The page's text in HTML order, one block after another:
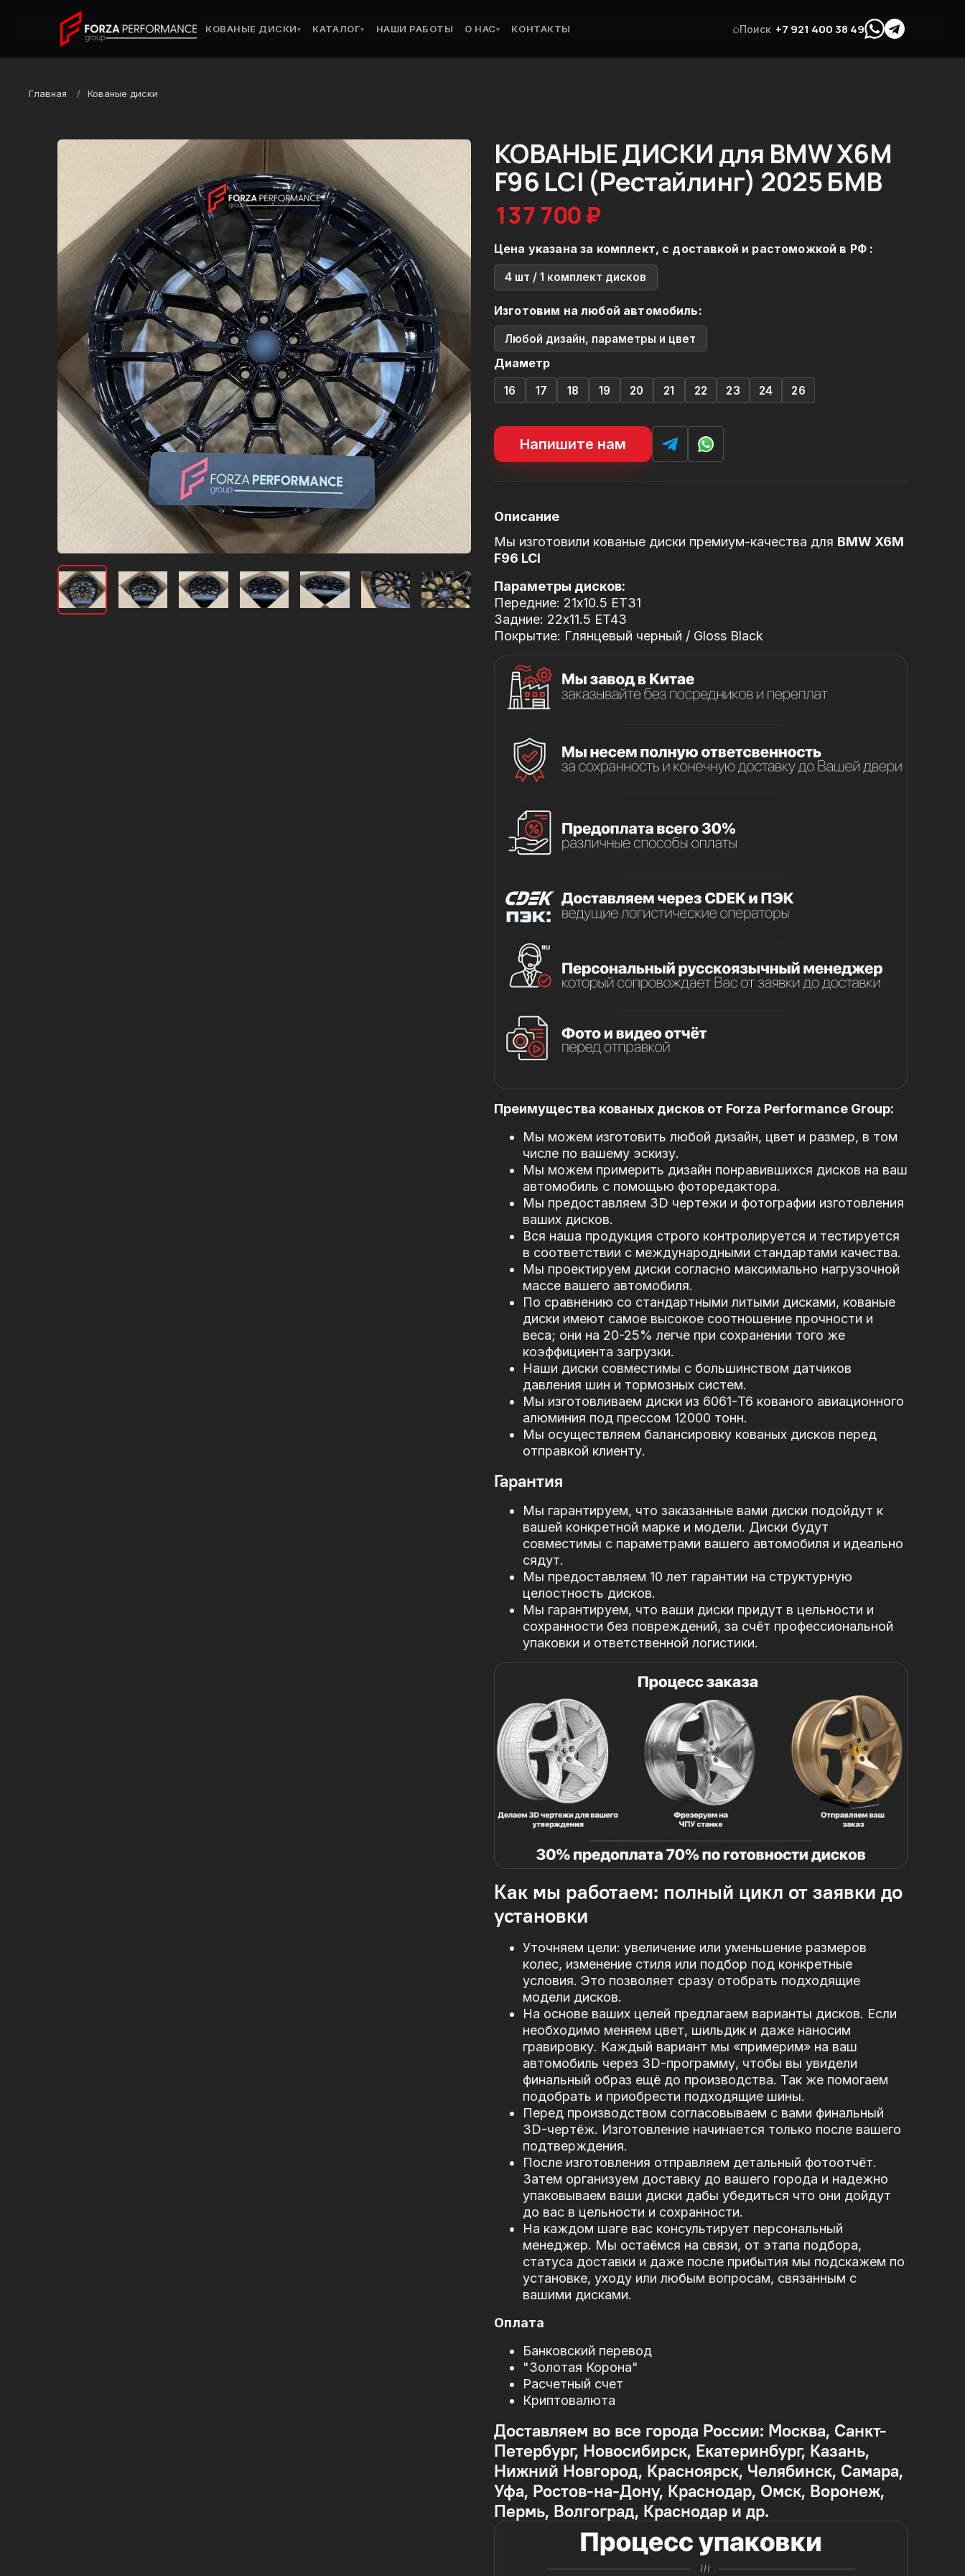
КОВАНЫЕ ДИСКИ▾ КАТАЛОГ▾ НАШИ РАБОТЫ О НАС▾ КОНТАКТЫ ⌕Поиск +7 921 400 38 49
Главная Кованые диски
КОВАНЫЕ ДИСКИ для BMW X6M
F96 LCI (Рестайлинг) 2025 БМВ
137 700 ₽
Цена указана за комплект, с доставкой и растоможкой в РФ :
4 шт / 1 комплект дисков
Изготовим на любой автомобиль:
Любой дизайн, параметры и цвет
Диаметр
16 17 18 19 20 21 22 23 24 26
Напишите нам
Описание
Мы изготовили кованые диски премиум-качества для BMW X6M
F96 LCI
Параметры дисков:
Передние: 21x10.5 ET31
Задние: 22x11.5 ET43
Покрытие: Глянцевый черный / Gloss Black
Преимущества кованых дисков от Forza Performance Group:
Мы можем изготовить любой дизайн, цвет и размер, в том
числе по вашему эскизу.
Мы можем примерить дизайн понравившихся дисков на ваш
автомобиль с помощью фоторедактора.
Мы предоставляем 3D чертежи и фотографии изготовления
ваших дисков.
Вся наша продукция строго контролируется и тестируется
в соответствии с международными стандартами качества.
Мы проектируем диски согласно максимально нагрузочной
массе вашего автомобиля.
По сравнению со стандартными литыми дисками, кованые
диски имеют самое высокое соотношение прочности и
веса; они на 20-25% легче при сохранении того же
коэффициента загрузки.
Наши диски совместимы с большинством датчиков
давления шин и тормозных систем.
Мы изготовливаем диски из 6061-T6 кованого авиационного
алюминия под прессом 12000 тонн.
Мы осуществляем балансировку кованых дисков перед
отправкой клиенту.
Гарантия
Мы гарантируем, что заказанные вами диски подойдут к
вашей конкретной марке и модели. Диски будут
совместимы с параметрами вашего автомобиля и идеально
сядут.
Мы предоставляем 10 лет гарантии на структурную
целостность дисков.
Мы гарантируем, что ваши диски придут в цельности и
сохранности без повреждений, за счёт профессиональной
упаковки и ответственной логистики.
Как мы работаем: полный цикл от заявки до
установки
Уточняем цели: увеличение или уменьшение размеров
колес, изменение стиля или подбор под конкретные
условия. Это позволяет сразу отобрать подходящие
модели дисков.
На основе ваших целей предлагаем варианты дисков. Если
необходимо меняем цвет, шильдик и даже наносим
гравировку. Каждый вариант мы «примерим» на ваш
автомобиль через 3D-программу, чтобы вы увидели
финальный образ ещё до производства. Так же помогаем
подобрать и приобрести подходящие шины.
Перед производством согласовываем с вами финальный
3D-чертёж. Изготовление начинается только после вашего
подтверждения.
После изготовления отправляем детальный фотоотчёт.
Затем организуем доставку до вашего города и надежно
упаковываем ваши диски дабы убедиться что они дойдут
до вас в цельности и сохранности.
На каждом шаге вас консультирует персональный
менеджер. Мы остаёмся на связи, от этапа подбора,
статуса доставки и даже после прибытия мы подскажем по
установке, уходу или любым вопросам, связанным с
вашими дисками.
Оплата
Банковский перевод
"Золотая Корона"
Расчетный счет
Криптовалюта
Доставляем во все города России: Москва, Санкт-
Петербург, Новосибирск, Екатеринбург, Казань,
Нижний Новгород, Красноярск, Челябинск, Самара,
Уфа, Ростов-на-Дону, Краснодар, Омск, Воронеж,
Пермь, Волгоград, Краснодар и др.